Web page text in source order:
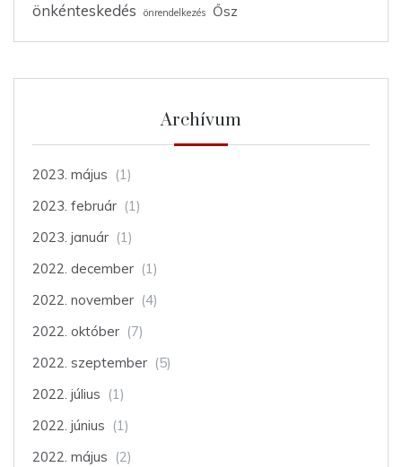
önkénteskedés önrendelkezés Ősz
Archívum
2023. május (1)
2023. február (1)
2023. január (1)
2022. december (1)
2022. november (4)
2022. október (7)
2022. szeptember (5)
2022. július (1)
2022. június (1)
2022. május (2)